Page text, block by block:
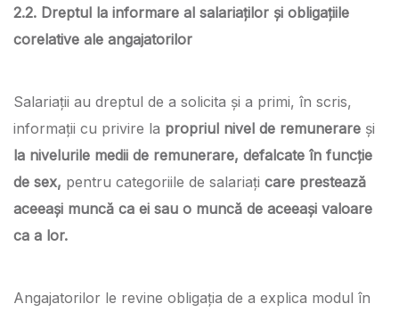
2.2. Dreptul la informare al salariaților și obligațiile
corelative ale angajatorilor
Salariații au dreptul de a solicita și a primi, în scris,
informații cu privire la propriul nivel de remunerare și
la nivelurile medii de remunerare, defalcate în funcție
de sex, pentru categoriile de salariați care prestează
aceeași muncă ca ei sau o muncă de aceeași valoare
ca a lor.
Angajatorilor le revine obligația de a explica modul în